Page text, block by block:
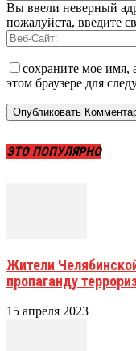
Вы ввели неверный
пожалуйста, введите
сохраните мое имя,
этом браузере для
ЭТО ПОПУЛЯРНО
Жители
пропаганду
15 апреля 2023